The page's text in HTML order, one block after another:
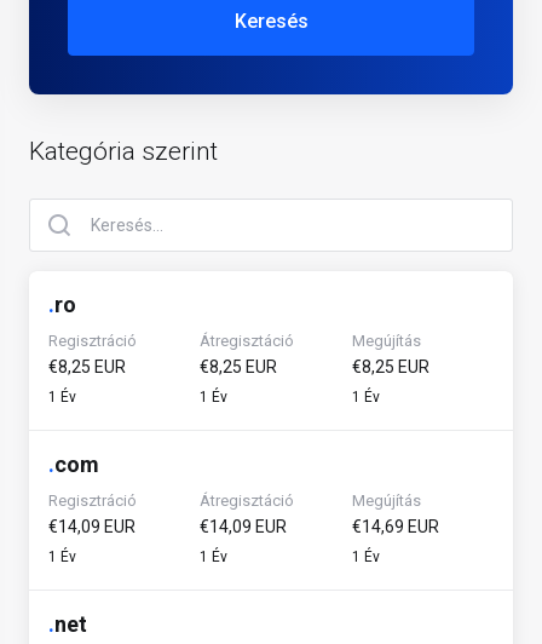
Keresés
Kategória szerint
.ro
Regisztráció
€8,25 EUR
1 Év
Átregisztáció
€8,25 EUR
1 Év
Megújítás
€8,25 EUR
1 Év
.com
Regisztráció
€14,09 EUR
1 Év
Átregisztáció
€14,09 EUR
1 Év
Megújítás
€14,69 EUR
1 Év
.net